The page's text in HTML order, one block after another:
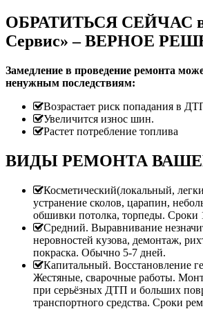
ОБРАТИТЬСЯ СЕЙЧАС в
Сервис» – ВЕРНОЕ
Замедление в проведение ремонта
ненужным последствиям:
Возрастает риск попадания в
Увеличится износ шин.
Растет потребление топлива
ВИДЫ РЕМОНТА
Косметический(локальный,
устранение сколов, царапин,
обшивки потолка, торпеды. Сроки
Средний. Выравнивание
неровностей кузова, демонтаж,
покраска. Обычно 5-7 дней.
Капитальный. Восстановление
Жестяные, сварочные работы.
при серьёзных ДТП и больших
транспортного средства. Сроки